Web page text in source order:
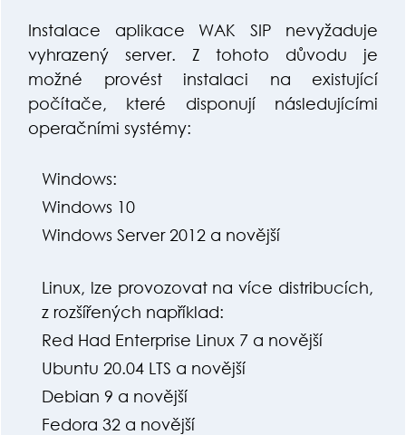
Instalace aplikace WAK SIP nevyžaduje
vyhrazený server. Z tohoto důvodu je
možné provést instalaci na existující
počítače, které disponují následujícími
operačními systémy:
Windows:
Windows 10
Windows Server 2012 a novější
Linux, lze provozovat na více distribucích,
z rozšířených například:
Red Had Enterprise Linux 7 a novější
Ubuntu 20.04 LTS a novější
Debian 9 a novější
Fedora 32 a novější